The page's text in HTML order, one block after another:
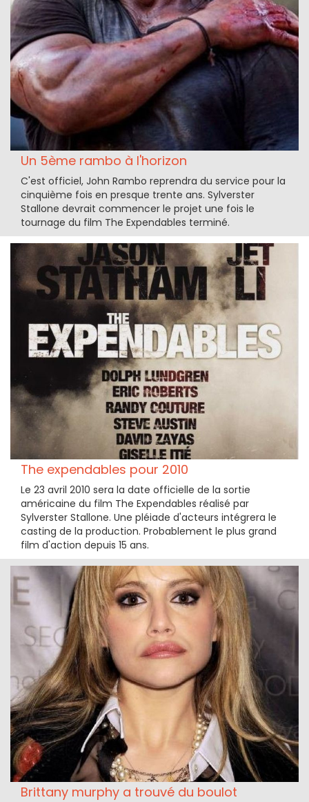
Un 5ème rambo à l'horizon
C'est officiel, John Rambo reprendra du service pour la
cinquième fois en presque trente ans. Sylverster
Stallone devrait commencer le projet une fois le
tournage du film The Expendables terminé.
The expendables pour 2010
Le 23 avril 2010 sera la date officielle de la sortie
américaine du film The Expendables réalisé par
Sylverster Stallone. Une pléiade d'acteurs intégrera le
casting de la production. Probablement le plus grand
film d'action depuis 15 ans.
Brittany murphy a trouvé du boulot